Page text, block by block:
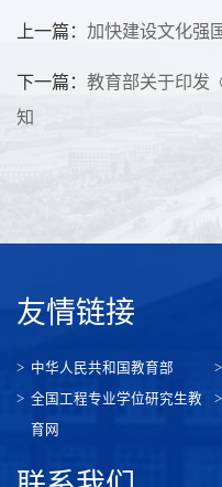
上一篇： 加快建设文化强
下一篇： 教育部关于印发
知
友情链接
中华人民共和国教育部
全国工程专业学位研究生教
育网